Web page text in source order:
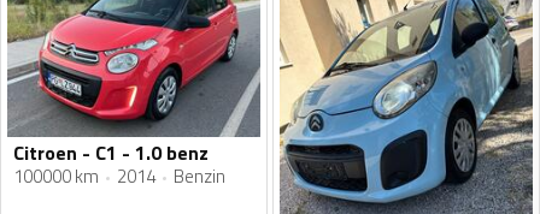
Citroen - C1 - 1.0 benz
100000 km 2014 Benzin